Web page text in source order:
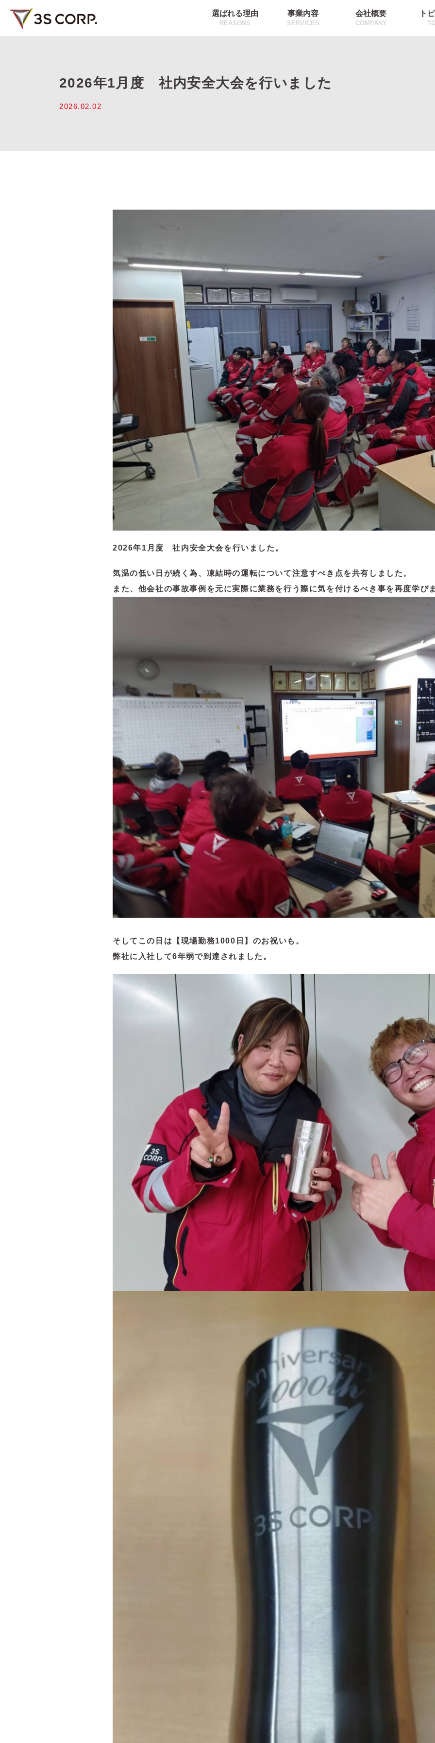
選ばれる理由
REASONS
事業内容
SERVICES
会社概要
COMPANY
ト
2026年1月度 社内安全大会を行いました
2026.02.02
2026年1月度 社内安全大会を行いました。
気温の低い日が続く為、凍結時の運転について注意すべき点を共有しました。
また、他会社の事故事例を元に実際に業務を行う際に気を付けるべき事を再度学び
そしてこの日は【現場勤務1000日】のお祝いも。
弊社に入社して6年弱で到達されました。